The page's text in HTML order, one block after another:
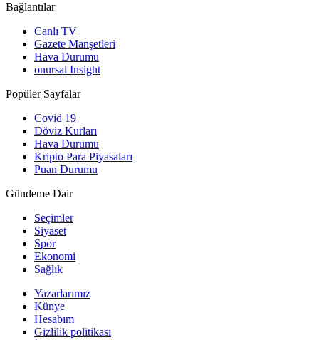
Bağlantılar
Canlı TV
Gazete Manşetleri
Hava Durumu
onursal Insight
Popüler Sayfalar
Covid 19
Döviz Kurları
Hava Durumu
Kripto Para Piyasaları
Puan Durumu
Gündeme Dair
Seçimler
Siyaset
Spor
Ekonomi
Sağlık
Yazarlarımız
Künye
Hesabım
Gizlilik politikası